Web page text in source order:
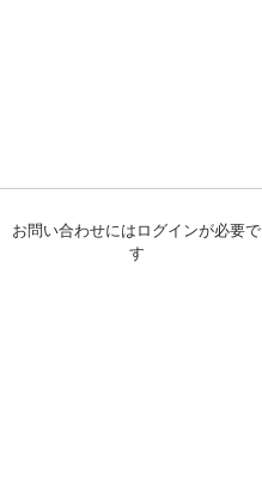
お問い合わせにはログインが必要で
す